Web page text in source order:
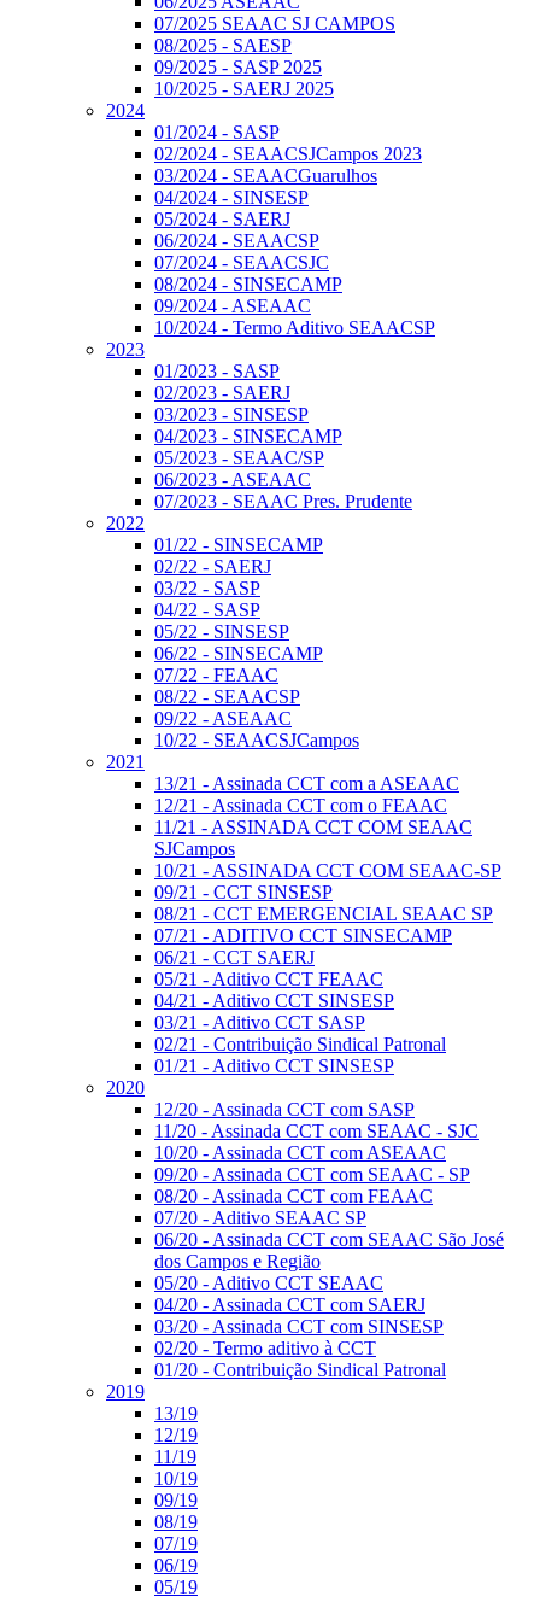
07/2025 SEAAC SJ CAMPOS
08/2025 - SAESP
09/2025 - SASP 2025
10/2025 - SAERJ 2025
2024
01/2024 - SASP
02/2024 - SEAACSJCampos 2023
03/2024 - SEAACGuarulhos
04/2024 - SINSESP
05/2024 - SAERJ
06/2024 - SEAACSP
07/2024 - SEAACSJC
08/2024 - SINSECAMP
09/2024 - ASEAAC
10/2024 - Termo Aditivo SEAACSP
2023
01/2023 - SASP
02/2023 - SAERJ
03/2023 - SINSESP
04/2023 - SINSECAMP
05/2023 - SEAAC/SP
06/2023 - ASEAAC
07/2023 - SEAAC Pres. Prudente
2022
01/22 - SINSECAMP
02/22 - SAERJ
03/22 - SASP
04/22 - SASP
05/22 - SINSESP
06/22 - SINSECAMP
07/22 - FEAAC
08/22 - SEAACSP
09/22 - ASEAAC
10/22 - SEAACSJCampos
2021
13/21 - Assinada CCT com a ASEAAC
12/21 - Assinada CCT com o FEAAC
11/21 - ASSINADA CCT COM SEAAC
SJCampos
10/21 - ASSINADA CCT COM SEAAC-SP
09/21 - CCT SINSESP
08/21 - CCT EMERGENCIAL SEAAC SP
07/21 - ADITIVO CCT SINSECAMP
06/21 - CCT SAERJ
05/21 - Aditivo CCT FEAAC
04/21 - Aditivo CCT SINSESP
03/21 - Aditivo CCT SASP
02/21 - Contribuição Sindical Patronal
01/21 - Aditivo CCT SINSESP
2020
12/20 - Assinada CCT com SASP
11/20 - Assinada CCT com SEAAC - SJC
10/20 - Assinada CCT com ASEAAC
09/20 - Assinada CCT com SEAAC - SP
08/20 - Assinada CCT com FEAAC
07/20 - Aditivo SEAAC SP
06/20 - Assinada CCT com SEAAC São José
dos Campos e Região
05/20 - Aditivo CCT SEAAC
04/20 - Assinada CCT com SAERJ
03/20 - Assinada CCT com SINSESP
02/20 - Termo aditivo à CCT
01/20 - Contribuição Sindical Patronal
2019
13/19
12/19
11/19
10/19
09/19
08/19
07/19
06/19
05/19